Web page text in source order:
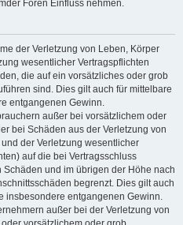
Foren Einfluss nehmen.
der Verletzung von Leben, Körper
wesentlicher Vertragspflichten
die auf ein vorsätzliches oder grob
sind. Dies gilt auch für mittelbare
entgangenen Gewinn.
außer bei vorsätzlichem oder
bei Schäden aus der Verletzung von
der Verletzung wesentlicher
auf die bei Vertragsschluss
und im übrigen der Höhe nach
begrenzt. Dies gilt auch
insbesondere entgangenen Gewinn.
außer bei der Verletzung von